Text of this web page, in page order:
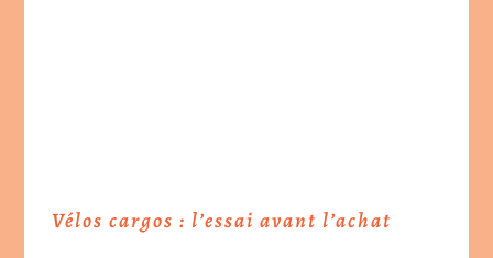
Vélos cargos : l’essai avant l’achat